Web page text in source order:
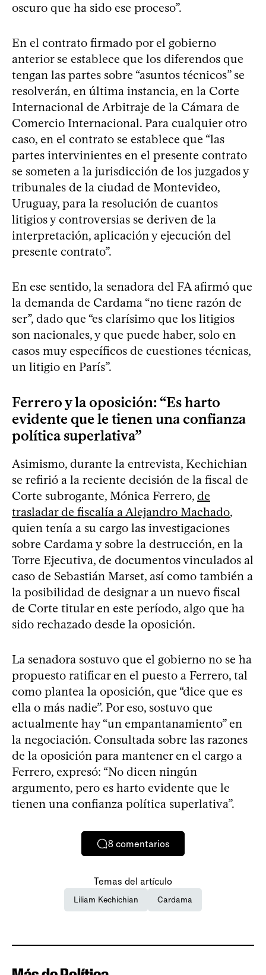
oscuro que ha sido ese proceso”.
En el contrato firmado por el gobierno
anterior se establece que los diferendos que
tengan las partes sobre “asuntos técnicos” se
resolverán, en última instancia, en la Corte
Internacional de Arbitraje de la Cámara de
Comercio Internacional. Para cualquier otro
caso, en el contrato se establece que “las
partes intervinientes en el presente contrato
se someten a la jurisdicción de los juzgados y
tribunales de la ciudad de Montevideo,
Uruguay, para la resolución de cuantos
litigios y controversias se deriven de la
interpretación, aplicación y ejecución del
presente contrato”.
En ese sentido, la senadora del FA afirmó que
la demanda de Cardama “no tiene razón de
ser”, dado que “es clarísimo que los litigios
son nacionales, y que puede haber, solo en
casos muy específicos de cuestiones técnicas,
un litigio en París”.
Ferrero y la oposición: “Es harto
evidente que le tienen una confianza
política superlativa”
Asimismo, durante la entrevista, Kechichian
se refirió a la reciente decisión de la fiscal de
Corte subrogante, Mónica Ferrero, de
trasladar de fiscalía a Alejandro Machado,
quien tenía a su cargo las investigaciones
sobre Cardama y sobre la destrucción, en la
Torre Ejecutiva, de documentos vinculados al
caso de Sebastián Marset, así como también a
la posibilidad de designar a un nuevo fiscal
de Corte titular en este período, algo que ha
sido rechazado desde la oposición.
La senadora sostuvo que el gobierno no se ha
propuesto ratificar en el puesto a Ferrero, tal
como plantea la oposición, que “dice que es
ella o más nadie”. Por eso, sostuvo que
actualmente hay “un empantanamiento” en
la negociación. Consultada sobre las razones
de la oposición para mantener en el cargo a
Ferrero, expresó: “No dicen ningún
argumento, pero es harto evidente que le
tienen una confianza política superlativa”.
8 comentarios
Temas del artículo
Liliam Kechichian Cardama